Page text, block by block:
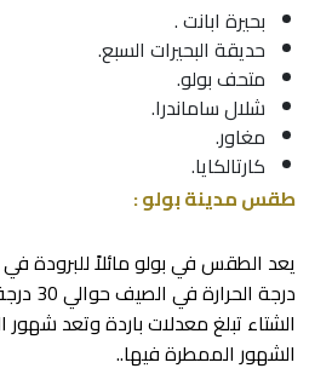
بحيرة ابانت .
حديقة البحيرات السبع.
متحف بولو.
شلال ساماندرا.
مغاور.
كارتالكايا.
طقس مدينة بولو :
يعد الطقس في بولو مائلاً للبرودة
درجة
الشتاء تبلغ معدلات باردة وتعد
الشهور الممطرة فيها..